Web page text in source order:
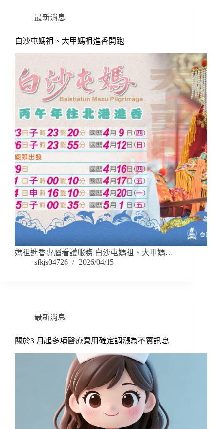
最新消息
白沙屯媽祖、大甲媽祖進香開跑
媽祖進香專屬看護服務 白沙屯媽祖、大甲媽…
sfkjs04726
2026/04/15
最新消息
關於3 月起多項醫療費用確定調漲為不實訊息